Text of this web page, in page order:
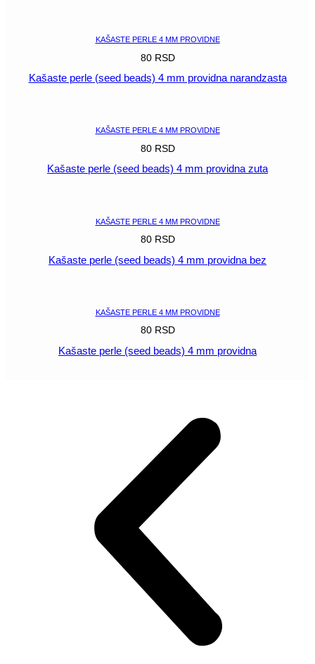
KAŠASTE PERLE 4 MM PROVIDNE
80 RSD
Kašaste perle (seed beads) 4 mm providna narandzasta
KAŠASTE PERLE 4 MM PROVIDNE
80 RSD
Kašaste perle (seed beads) 4 mm providna zuta
KAŠASTE PERLE 4 MM PROVIDNE
80 RSD
Kašaste perle (seed beads) 4 mm providna bez
KAŠASTE PERLE 4 MM PROVIDNE
80 RSD
Kašaste perle (seed beads) 4 mm providna